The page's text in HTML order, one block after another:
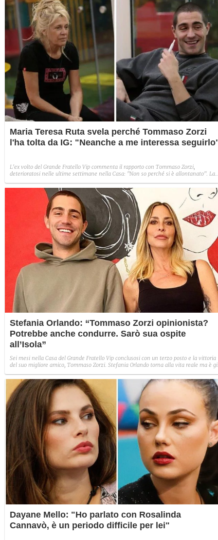
Maria Teresa Ruta svela perché Tommaso Zorzi
l'ha tolta da IG: "Neanche a me interessa
L'ex volto del Grande Fratello Vip commenta il rapporto con Tommaso Zorzi,
deterioratosi nelle ultime settimane nella Casa: "Non so perché si è allontanato". La
"Vederli divertire dopo la morte del fratello di Dayane mi ha dato fastidio".
Stefania Orlando: “Tommaso Zorzi opinionista?
Potrebbe anche condurre. Sarò sua ospite
all’Isola”
Sei mesi nella Casa del Grande Fratello Vip conclusosi con un terzo posto e la vittoria
del suo migliore amico, Tommaso Zorzi. Stefania Orlando torna alla vita reale ma è
sarà nel format web dedicato all’Isola dei famosi condotto dal vincitore del GF Vip. Il
Golden Duo torna a unirsi.
Dayane Mello: "Ho parlato con Rosalinda
Cannavò, è un periodo difficile per lei"